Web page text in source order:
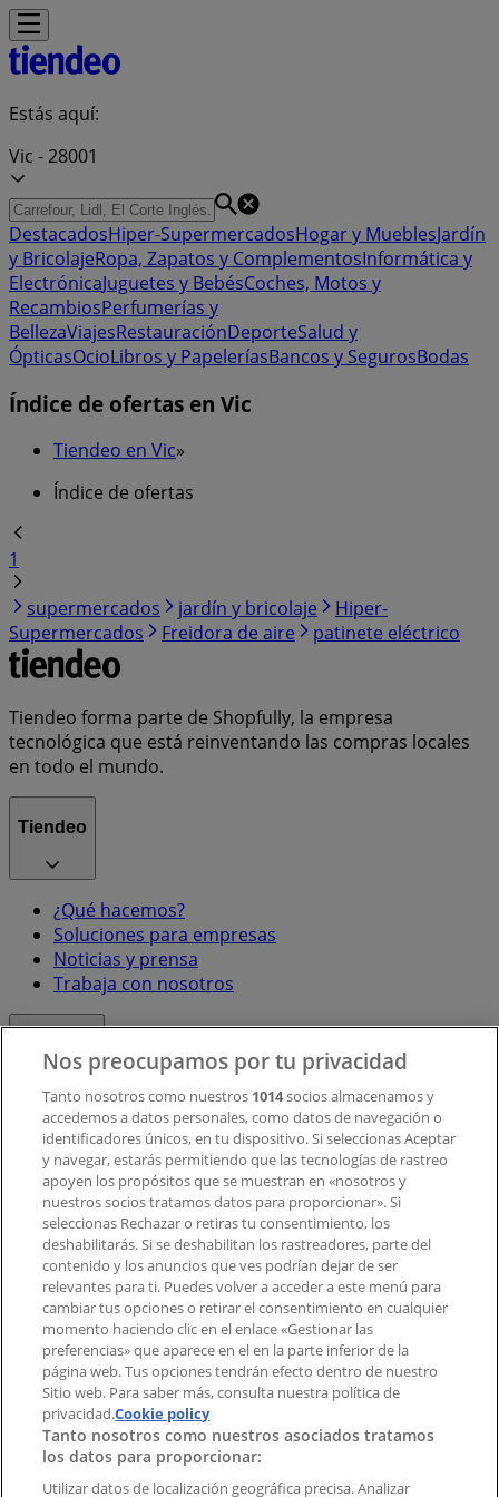
Estás aquí:
Vic - 28001
DestacadosHiper-SupermercadosHogar y MueblesJardín
y BricolajeRopa, Zapatos y ComplementosInformática y
ElectrónicaJuguetes y BebésCoches, Motos y
RecambiosPerfumerías y
BellezaViajesRestauraciónDeporteSalud y
ÓpticasOcioLibros y PapeleríasBancos y SegurosBodas
Índice de ofertas en Vic
Tiendeo en Vic»
Índice de ofertas
1
supermercados
jardín y bricolaje
Hiper-
Supermercados
Freidora de aire patinete eléctrico
Tiendeo forma parte de Shopfully, la empresa
tecnológica que está reinventando las compras locales
en todo el mundo.
Tiendeo
¿Qué hacemos?
Soluciones para empresas
Noticias y prensa
Trabaja con nosotros
Contacto comercial y de marketing
Tienda mal colocada en el mapa
Notificar un folleto
¿Encontraste un problema en la web o en la
aplicación?
Índices
Marcas
Marcas locales
Negocios
Negocios cercanos
Productos
Productos locales
Nos preocupamos por tu privacidad
Tanto nosotros como nuestros 1014socios almacenamos y
accedemos a datos personales, como datos de navegación o
identificadores únicos, en tu dispositivo. Si seleccionas Aceptar
y navegar, estarás permitiendo que las tecnologías de rastreo
apoyen los propósitos que se muestran en «nosotros y
nuestros socios tratamos datos para proporcionar». Si
seleccionas Rechazar o retiras tu consentimiento, los
deshabilitarás. Si se deshabilitan los rastreadores, parte del
contenido y los anuncios que ves podrían dejar de ser
relevantes para ti. Puedes volver a acceder a este menú para
cambiar tus opciones o retirar el consentimiento en cualquier
momento haciendo clic en el enlace «Gestionar las
preferencias» que aparece en el en la parte inferior de la
página web. Tus opciones tendrán efecto dentro de nuestro
Sitio web. Para saber más, consulta nuestra política de
privacidad.Cookie policy
Tanto nosotros como nuestros asociados tratamos
los datos para proporcionar:
Utilizar datos de localización geográfica precisa. Analizar